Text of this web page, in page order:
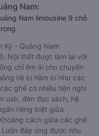
Nam:
Nam limousine 9 chỗ
Kỳ - Quảng Nam
Nội thất được làm lại với
chỉ êm ái cho chuyến
hề bị hầm bí như các
ghế có nhiều tiện nghi
usb, đèn đọc sách, hệ
riêng biệt giữa
cách giữa các ghế
đáp ứng được nhu